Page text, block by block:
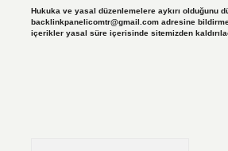
Hukuka ve yasal düzenlemelere aykırı olduğunu
backlinkpanelicomtr@gmail.comadresine
içerikler yasal süre içerisinde sitemizden